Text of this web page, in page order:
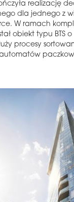
realizację
dla jednego z
W ramach
obiekt typu BTS
procesy